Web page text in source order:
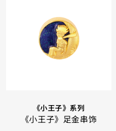
《小王子》系列
《小王子》足金串饰